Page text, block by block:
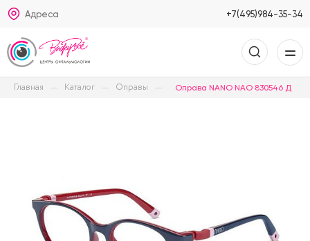
Адреса +7(495)984-35-34
Главная Каталог Оправы Оправа NANO NAO 830546 Д